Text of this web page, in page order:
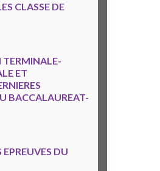
CLASSE DE
TERMINALE-
ET
BACCALAUREAT-
DU